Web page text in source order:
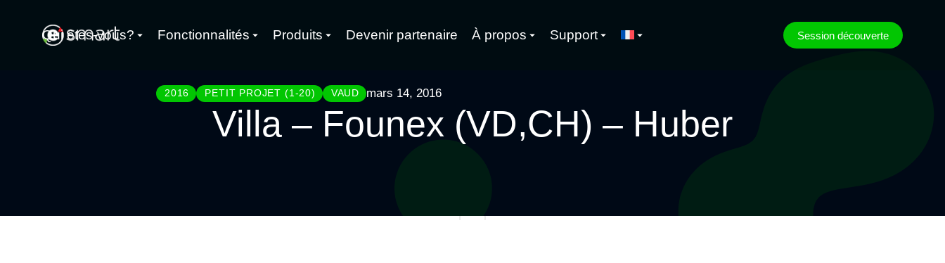
Qui êtes-vous? Fonctionnalités Produits Devenir partenaire À propos Support Session découverte
2016 PETIT PROJET (1-20) VAUD mars 14, 2016
Villa – Founex (VD,CH) – Huber